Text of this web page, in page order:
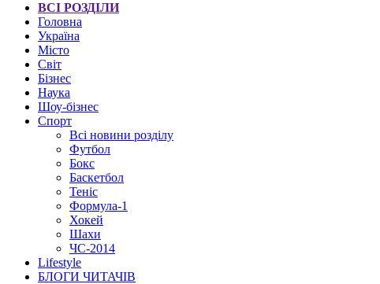
ВСІ РОЗДІЛИ
Головна
Україна
Місто
Світ
Бізнес
Наука
Шоу-бізнес
Спорт
Всі новини розділу
Футбол
Бокс
Баскетбол
Теніс
Формула-1
Хокей
Шахи
ЧС-2014
Lifestyle
БЛОГИ ЧИТАЧІВ